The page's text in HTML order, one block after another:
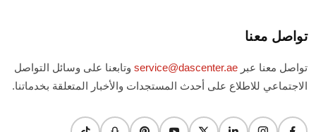
تواصل معنا
تواصل معنا عبر service@dascenter.ae وتابعنا على وسائل التواصل
الاجتماعي للاطلاع على أحدث المستجدات والأخبار المتعلقة بخدماتنا.